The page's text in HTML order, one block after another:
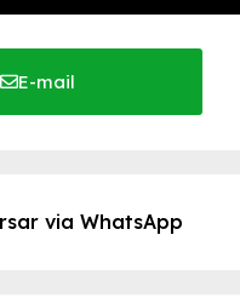
E-mail
via WhatsApp